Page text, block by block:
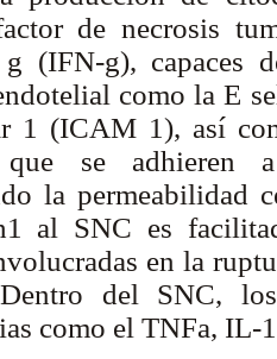
de necrosis
g (IFN-g), capaces
como la E
1 (ICAM 1), así
se adhieren a
la permeabilidad
al SNC es
en la
del SNC,
como el TNFa,